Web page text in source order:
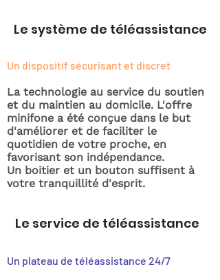
Le système de téléassistance
Un dispositif sécurisant et discret
La technologie au service du soutien
et du maintien au domicile. L'offre
minifone a été conçue dans le but
d'améliorer et de faciliter le
quotidien de votre proche, en
favorisant son indépendance.
Un boitier et un bouton suffisent à
votre tranquillité d'esprit.
Le service de téléassistance
Un plateau de téléassistance 24/7